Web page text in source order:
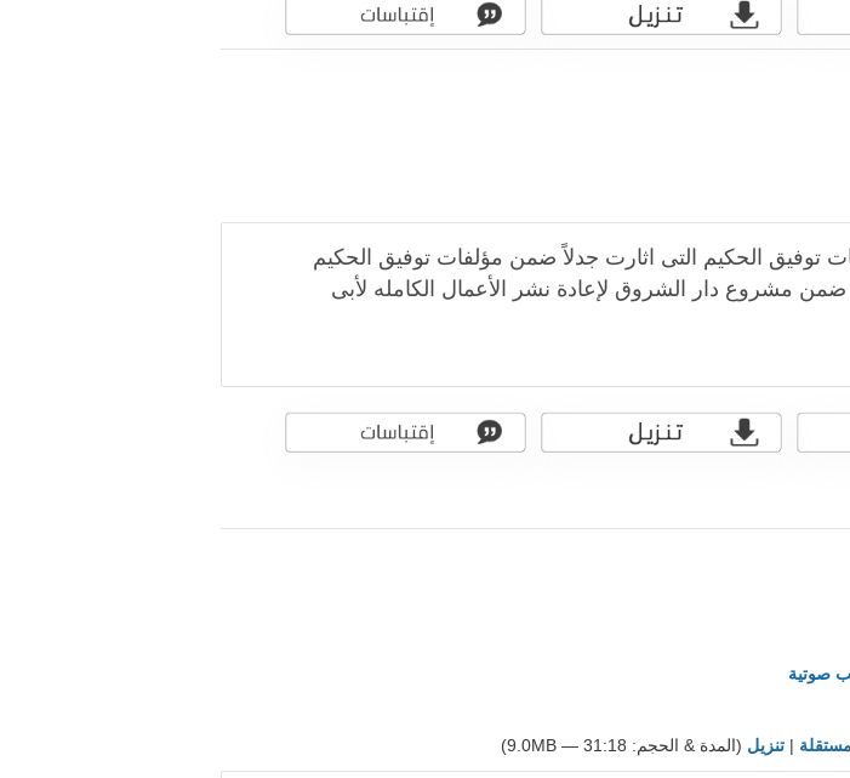
توفيق الحكيم التى اثارت جدلاً ضمن مؤلفات توفيق الحكيم
ضمن مشروع دار الشروق لإعادة نشر الأعمال الكامله لأبى
صوتية
| تنزيل (المدة & الحجم: 31:18 — 9.0MB)